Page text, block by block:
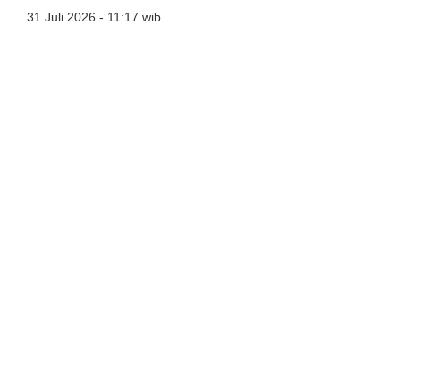
31 Juli 2026 - 11:17 wib